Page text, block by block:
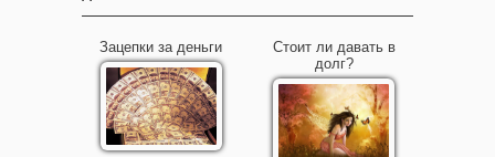
Зацепки за деньги
Стоит ли давать в
долг?